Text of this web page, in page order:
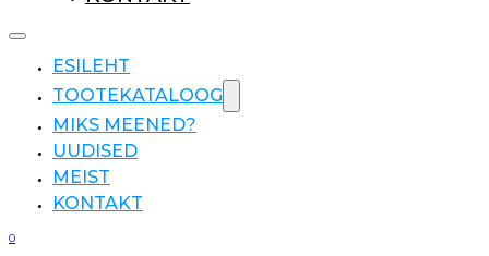
ESILEHT
TOOTEKATALOOG
MIKS MEENED?
UUDISED
MEIST
KONTAKT
0